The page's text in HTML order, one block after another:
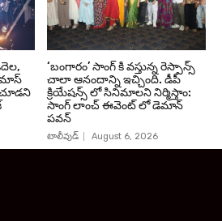
చూడని
‘బంగారం’ సాంగ్ కి వస్తున్న రెస్పాన్స్
చాలా ఆనందాన్ని ఇచ్చింది. డీపీ
క్రియేషన్స్ లో సినిమాలని నిర్మిస్తాం:
సాంగ్ లాంచ్ ఈవెంట్ లో డెమాన్
పవన్
టాలీవుడ్ August 6, 2026